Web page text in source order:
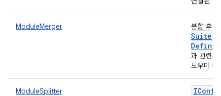
ModuleMerger 분할 후
Suite
과 관련된
도우미
ModuleSplitter